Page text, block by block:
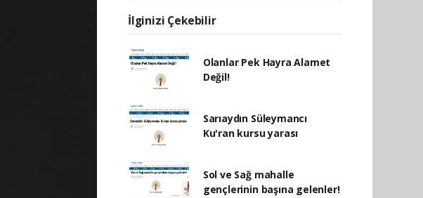
İlginizi Çekebilir
Olanlar Pek Hayra Alamet
Değil!
Sarıaydın Süleymancı
Ku'ran kursu yarası
Sol ve Sağ mahalle
gençlerinin başına gelenler!